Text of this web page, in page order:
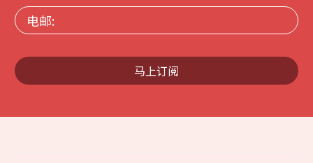
电
邮:
马上订阅